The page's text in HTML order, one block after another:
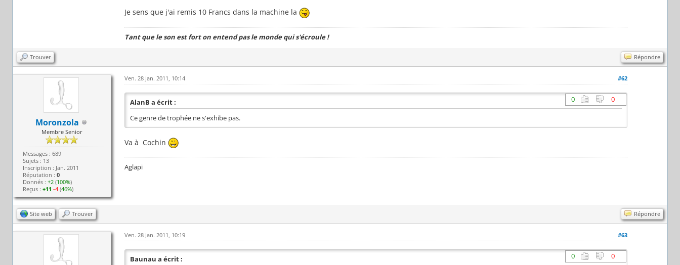
Je sens que j'ai remis 10 Francs dans la machine la
Tant que le son est fort on entend pas le monde qui s'écroule !
Trouver Répondre
Moronzola
Membre Senior
Messages : 689
Sujets : 13
Inscription : Jan. 2011
Réputation : 0
Donnés : +2(100%)
Reçus : +11 -4(46%)
#62
Ven. 28 Jan. 2011, 10:14
0 0
AlanB a écrit :
Ce genre de trophée ne s'exhibe pas.
Va à Cochin
Aglapi
Site web Trouver Répondre
#63
Ven. 28 Jan. 2011, 10:19
0 0
Baunau a écrit :